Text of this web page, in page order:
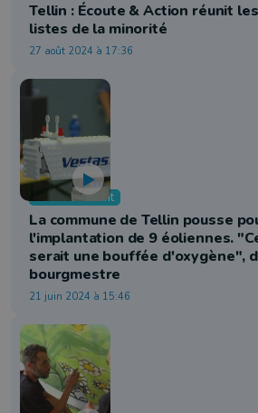
Tellin : Écoute & Action réunit
listes de la minorité
27 août 2024 à 17:36
Environnement
La commune de Tellin pousse
l'implantation de 9 éoliennes.
serait une bouffée d'oxygène",
bourgmestre
21 juin 2024 à 15:46